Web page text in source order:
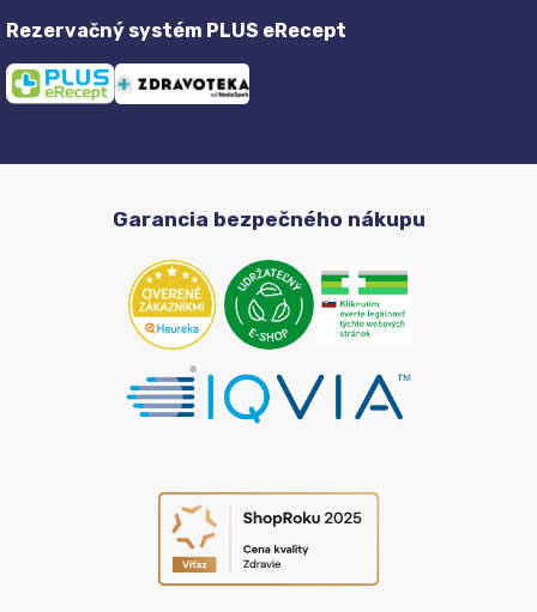
Rezervačný systém PLUS eRecept
Garancia bezpečného nákupu